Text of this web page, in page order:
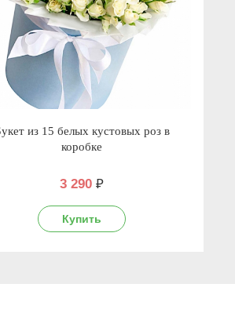
из 15 белых кустовых роз в
коробке
3 290 ₽